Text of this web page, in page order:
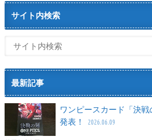
サイト内検索
最新記事
ワンピースカード「決
発表！
2026.06.09